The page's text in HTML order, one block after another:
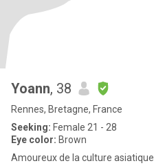
Yoann, 38
Rennes, Bretagne, France
Seeking: Female 21 - 28
Eye color: Brown
Amoureux de la culture asiatique